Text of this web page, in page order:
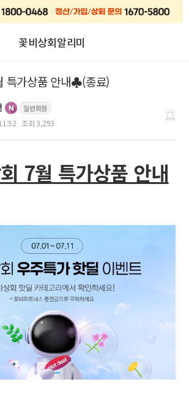
꽃비상회알리미
특가상품 안내♣(종료)
일반회원
조회 3,293
7월 특가상품 안내